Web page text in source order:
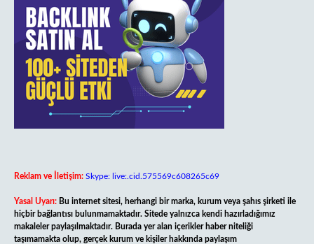
Reklam ve İletişim: Skype: live:.cid.575569c608265c69
Yasal Uyarı: Bu internet sitesi, herhangi bir marka, kurum veya şahıs şirketi ile
hiçbir bağlantısı bulunmamaktadır. Sitede yalnızca kendi hazırladığımız
makaleler paylaşılmaktadır. Burada yer alan içerikler haber niteliği
taşımamakta olup, gerçek kurum ve kişiler hakkında paylaşım